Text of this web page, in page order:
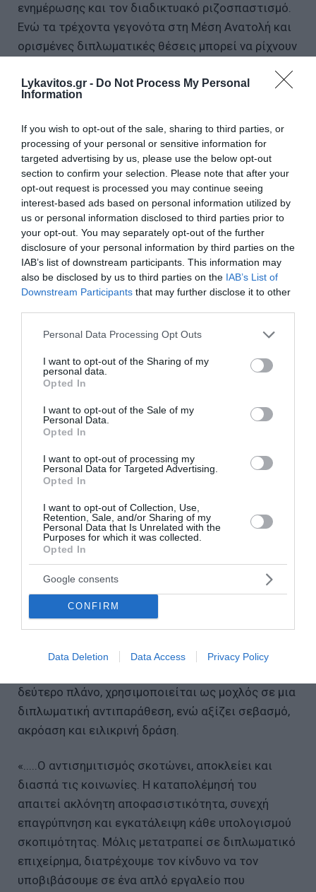
Lykavitos.gr - Do Not Process My Personal
Information
If you wish to opt-out of the sale, sharing to third parties, or
processing of your personal or sensitive information for
targeted advertising by us, please use the below opt-out
section to confirm your selection. Please note that after your
opt-out request is processed you may continue seeing
interest-based ads based on personal information utilized by
us or personal information disclosed to third parties prior to
your opt-out. You may separately opt-out of the further
disclosure of your personal information by third parties on the
IAB’s list of downstream participants. This information may
also be disclosed by us to third parties on the IAB’s List of
Downstream Participants that may further disclose it to other
Please note that this website/app uses one or more Google
not limited to your visit or usage behaviour. You may click to
grant or deny consent to Google and its third-party tags to
use your data for below specified purposes in below Google
consent section.
Personal Data Processing Opt Outs
I want to opt-out of the Sharing of my
personal data.
Opted In
I want to opt-out of the Sale of my
Personal Data.
Opted In
I want to opt-out of processing my
Personal Data for Targeted Advertising.
Opted In
I want to opt-out of Collection, Use,
Retention, Sale, and/or Sharing of my
Personal Data that Is Unrelated with the
Purposes for which it was collected.
Opted In
Google consents
CONFIRM
Data Deletion Data Access Privacy Policy
ενημέρωσης και τον διαδικτυακό ριζοσπαστισμό.
Ενώ τα τρέχοντα γεγονότα στη Μέση Ανατολή και
ορισμένες διπλωματικές θέσεις μπορεί να ρίχνουν
ριζωμένες προκαταλήψεις. Αυτός ο ρόλος ως
άνοδο του μίσους: αποκαλύπτει και τροφοδοτεί
πολύ παλαιότερες προκαταλήψεις - που υπάρχουν
στη δεξιά, την αριστερά και στον ριζοσπαστικό
ισλαμισμό- οι οποίες επανεμφανίζονται με κάθε
κρίση. Το αντισημιτικό μίσος, επομένως, δεν
προκύπτει από μεμονωμένες γαλλικές αποφάσεις:
προσκολλάται σε αυτές και τις χρησιμοποιεί ως
άλλοθι, αλλά έχει τις ρίζες του αλλού.
Από την άλλη πλευρά, αυτό που αποκαλύπτει η
χειρονομίο ου Νετανιάχου είναι μια αποδεκτή
πολιτική μέθοδος: η εργαλειοποίηση της
κάθε αντιπολίτευση, να περιορίσει τους
αντιπάλους του στη σιωπή και να αποκλείσει τη
συζήτηση. Αυτή η σκόπιμη χειραγώγηση ενός
πραγματικού κινδύνου δεν τον καταπολεμά: τον
Αντί να ενισχύει την καταπολέμηση του μίσους, ο
Νετανιάχου συμβάλλει στην αμφισβήτηση της
ίδιας της ειλικρίνειας της καταγγελίας, δίνοντας
την εντύπωση ότι ο αντισημιτισμός δεν
αναγνωρίζεται πλέον ως καθολικός σκοπός, αλλά
επιδεικνύεται σύμφωνα με τακτικά συμφέροντα.
Και όλα αυτά συμβαίνουν εις βάρος του κεντρικού
ζητήματος: οι εύλογες ανησυχίες της εβραϊκής
κοινότητας γίνονται αντικείμενο εκμετάλλευσης,
εκτρέπονται από τη σοβαρότητά τους για να
εξυπηρετήσουν μια πολιτική στρατηγική. Η
δεύτερο πλάνο, χρησιμοποιείται ως μοχλός σε μια
διπλωματική αντιπαράθεση, ενώ αξίζει σεβασμό,
ακρόαση και ειλικρινή δράση.
«.....Ο αντισημιτισμός σκοτώνει, αποκλείει και
διασπά τις κοινωνίες. Η καταπολέμησή του
απαιτεί ακλόνητη αποφασιστικότητα, συνεχή
επαγρύπνηση και εγκατάλειψη κάθε υπολογισμού
σκοπιμότητας. Μόλις μετατραπεί σε διπλωματικό
επιχείρημα, διατρέχουμε τον κίνδυνο να τον
υποβιβάσουμε σε ένα απλό εργαλείο που